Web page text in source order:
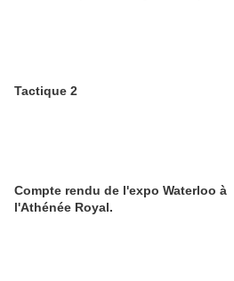
Tactique 2
Compte rendu de l'expo Waterloo à
l'Athénée Royal.